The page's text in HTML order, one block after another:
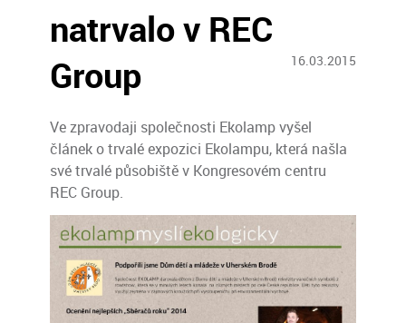
natrvalo v REC
Group
16.03.2015
Ve zpravodaji společnosti Ekolamp vyšel
článek o trvalé expozici Ekolampu, která našla
své trvalé působiště v Kongresovém centru
REC Group.